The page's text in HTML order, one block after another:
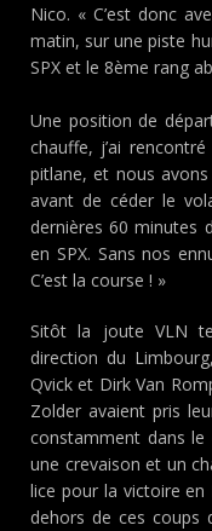
Nico. « C’est donc
matin, sur une piste
SPX et le 8ème rang
Une position de
chauffe, j’ai
pitlane, et nous avons
avant de céder le
dernières 60 minutes
en SPX. Sans nos
C’est la course ! »
Sitôt la joute VLN
direction du
Qvick et Dirk Van
Zolder avaient pris
constamment dans le
une crevaison et un
lice pour la victoire en
dehors de ces